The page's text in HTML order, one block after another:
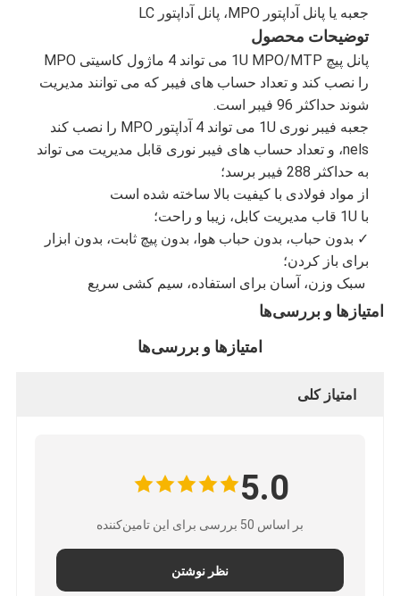
جعبه یا پانل آداپتور MPO، پانل آداپتور LC
توضیحات محصول
پانل پیچ 1U MPO/MTP می تواند 4 ماژول کاسیتی MPO
را نصب کند و تعداد حساب های فیبر که می توانند مدیریت
شوند حداکثر 96 فیبر است.
جعبه فیبر نوری 1U می تواند 4 آداپتور MPO را نصب کند
nels، و تعداد حساب های فیبر نوری قابل مدیریت می تواند
به حداکثر 288 فیبر برسد؛
از مواد فولادی با کیفیت بالا ساخته شده است
با 1U قاب مدیریت کابل، زیبا و راحت؛
✓ بدون حباب، بدون حباب هوا، بدون پیچ ثابت، بدون ابزار
برای باز کردن؛
️ سبک وزن، آسان برای استفاده، سیم کشی سریع
امتیازها و بررسی‌ها
امتیازها و بررسی‌ها
امتیاز کلی
5.0
بر اساس 50 بررسی برای این تامین‌کننده
نظر نوشتن